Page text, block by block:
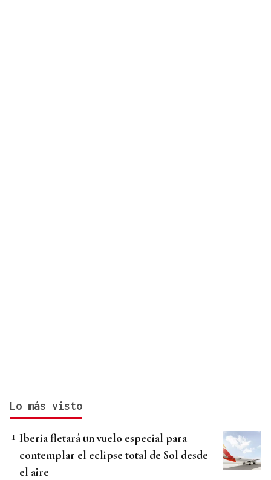
Lo más visto
Iberia fletará un vuelo especial para
contemplar el eclipse total de Sol desde
el aire